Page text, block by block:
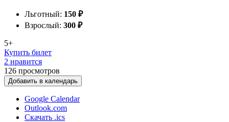
Льготный: 150 ₽
Взрослый: 300 ₽
5+
Купить билет
2 нравится
126 просмотров
Добавить в календарь
Google Calendar
Outlook.com
Скачать .ics